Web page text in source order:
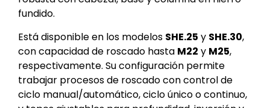
fundido.
Está disponible en los modelos SHE.25 y SHE.30,
con capacidad de roscado hasta M22 y M25,
respectivamente. Su configuración permite
trabajar procesos de roscado con control de
ciclo manual/automático, ciclo único o continuo,